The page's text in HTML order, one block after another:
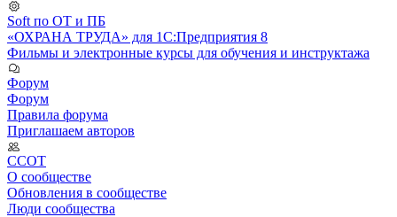
Soft по ОТ и ПБ
«ОХРАНА ТРУДА» для 1С:Предприятия 8
Фильмы и электронные курсы для обучения и инструктажа
Форум
Форум
Правила форума
Приглашаем авторов
ССОТ
О сообществе
Обновления в сообществе
Люди сообщества